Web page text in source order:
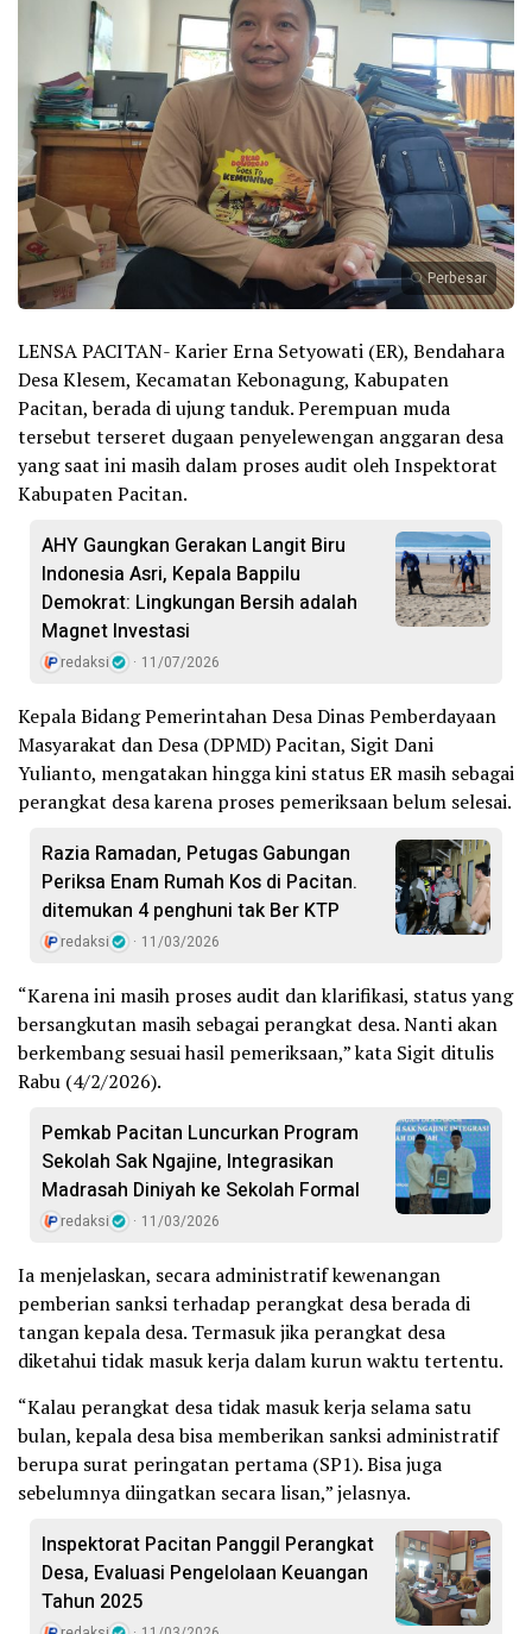
Perbesar
LENSA PACITAN- Karier Erna Setyowati (ER), Bendahara
Desa Klesem, Kecamatan Kebonagung, Kabupaten
Pacitan, berada di ujung tanduk. Perempuan muda
tersebut terseret dugaan penyelewengan anggaran desa
yang saat ini masih dalam proses audit oleh Inspektorat
Kabupaten Pacitan.
AHY Gaungkan Gerakan Langit Biru
Indonesia Asri, Kepala Bappilu
Demokrat: Lingkungan Bersih adalah
Magnet Investasi
redaksi 11/07/2026
Kepala Bidang Pemerintahan Desa Dinas Pemberdayaan
Masyarakat dan Desa (DPMD) Pacitan, Sigit Dani
Yulianto, mengatakan hingga kini status ER masih sebagai
perangkat desa karena proses pemeriksaan belum selesai.
Razia Ramadan, Petugas Gabungan
Periksa Enam Rumah Kos di Pacitan.
ditemukan 4 penghuni tak Ber KTP
redaksi 11/03/2026
“Karena ini masih proses audit dan klarifikasi, status yang
bersangkutan masih sebagai perangkat desa. Nanti akan
berkembang sesuai hasil pemeriksaan,” kata Sigit ditulis
Rabu (4/2/2026).
Pemkab Pacitan Luncurkan Program
Sekolah Sak Ngajine, Integrasikan
Madrasah Diniyah ke Sekolah Formal
redaksi 11/03/2026
Ia menjelaskan, secara administratif kewenangan
pemberian sanksi terhadap perangkat desa berada di
tangan kepala desa. Termasuk jika perangkat desa
diketahui tidak masuk kerja dalam kurun waktu tertentu.
“Kalau perangkat desa tidak masuk kerja selama satu
bulan, kepala desa bisa memberikan sanksi administratif
berupa surat peringatan pertama (SP1). Bisa juga
sebelumnya diingatkan secara lisan,” jelasnya.
Inspektorat Pacitan Panggil Perangkat
Desa, Evaluasi Pengelolaan Keuangan
Tahun 2025